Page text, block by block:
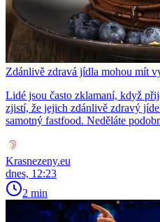
Zdánlivě zdravá jídla mohou mít
Lidé jsou často zklamaní, když
zjistí, že jejich zdánlivě zdravý
samotný fastfood. Neděláte
Krasnezeny.eu
dnes, 12:23
2 min